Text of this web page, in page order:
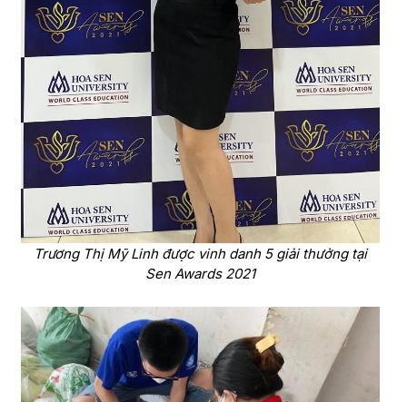
Trương Thị Mỹ Linh được vinh danh 5 giải thưởng tại
Sen Awards 2021